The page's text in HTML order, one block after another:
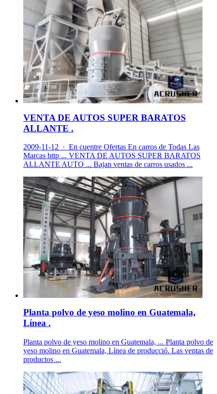
VENTA DE AUTOS SUPER BARATOS
ALLANTE .
2009-11-12 · En cuentre Ofertas En carros de Todas Las
Marcas http ... VENTA DE AUTOS SUPER BARATOS
ALLANTE AUTO ... Bajan ventas de carros usados ...
Planta polvo de yeso molino en Guatemala,
Línea .
Planta polvo de yeso molino en Guatemala, ... Planta polvo de
yeso molino en Guatemala, Línea de producció. Las ventas de
productos ...